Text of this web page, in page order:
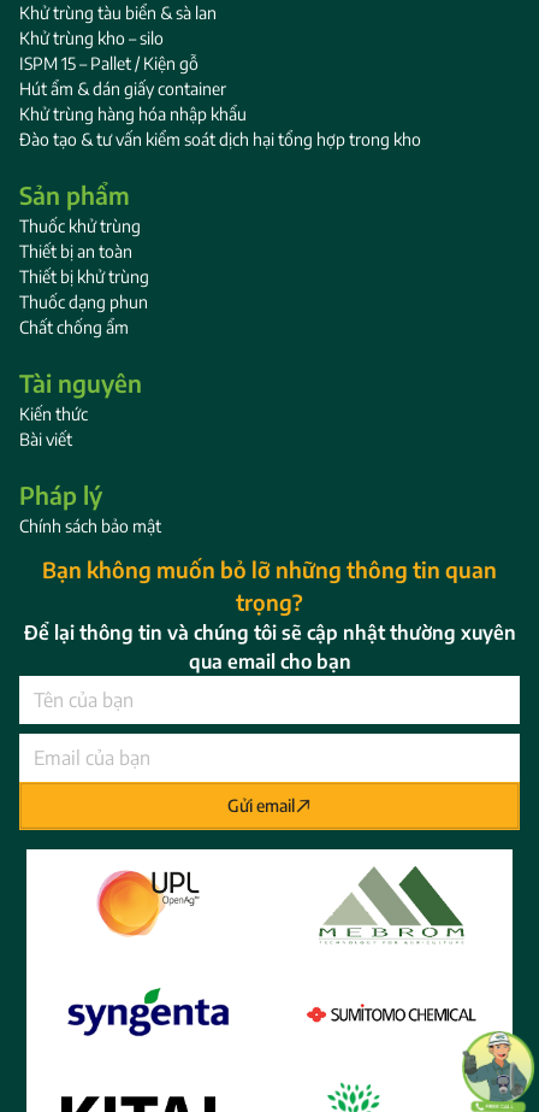
Khử trùng tàu biển & sà lan
Khử trùng kho – silo
ISPM 15 – Pallet / Kiện gỗ
Hút ẩm & dán giấy container
Khử trùng hàng hóa nhập khẩu
Đào tạo & tư vấn kiểm soát dịch hại tổng hợp trong kho
Sản phẩm
Thuốc khử trùng
Thiết bị an toàn
Thiết bị khử trùng
Thuốc dạng phun
Chất chống ẩm
Tài nguyên
Kiến thức
Bài viết
Pháp lý
Chính sách bảo mật
Bạn không muốn bỏ lỡ những thông tin quan
trọng?
Để lại thông tin và chúng tôi sẽ cập nhật thường xuyên
qua email cho bạn
Gửi email